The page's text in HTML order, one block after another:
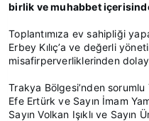
birlik ve muhabbet
Toplantımıza ev sahipliği
Erbey Kılıç’a ve değerli
misafirperverliklerinden
Trakya Bölgesi’nden
Efe Ertürk ve Sayın İmam
Sayın Volkan Işıklı ve Sayın